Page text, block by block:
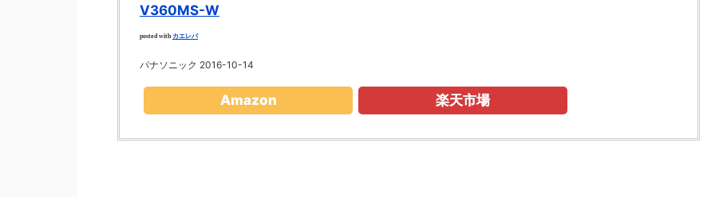
V360MS-W
posted with カエレバ
パナソニック 2016-10-14
Amazon 楽天市場